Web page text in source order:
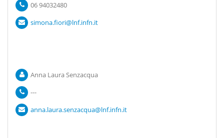
06 94032480
simona.fiori@lnf.infn.it
Anna Laura Senzacqua
---
anna.laura.senzacqua@lnf.infn.it